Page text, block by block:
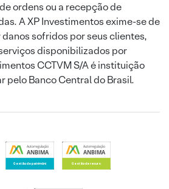
ordens ou a recepção de
A XP Investimentos exime-se de
sofridos por seus clientes,
disponibilizados por
CCTVM S/A é instituição
pelo Banco Central do Brasil.